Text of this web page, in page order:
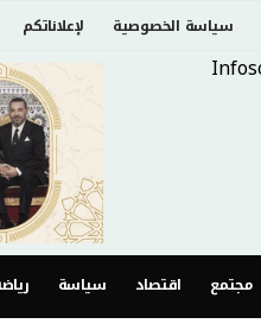
سياسة الخصوصية لإعلاناتكم
مجتمع اقتصاد سياسة